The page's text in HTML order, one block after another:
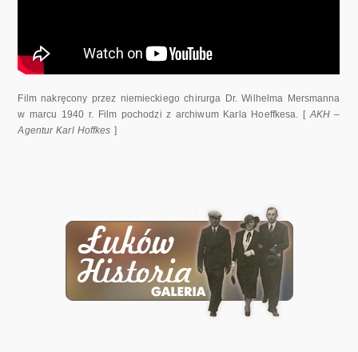
Film nakręcony przez niemieckiego chirurga Dr. Wilhelma Mersmanna
w marcu 1940 r. Film pochodzi z archiwum Karla Hoeffkesa. [ AKH –
Agentur Karl Hoffkes ]